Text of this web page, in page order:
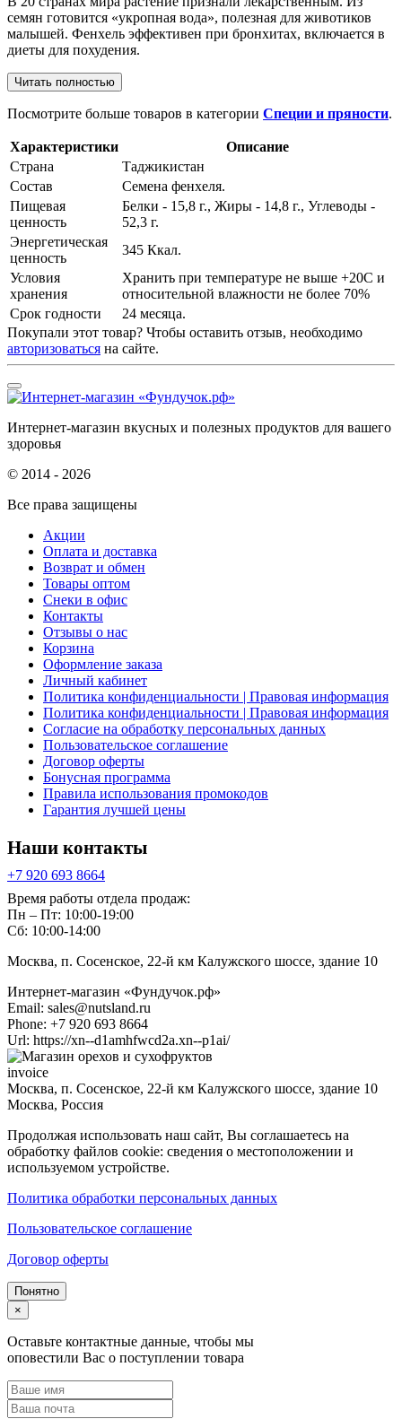
семян готовится «укропная вода», полезная для животиков
малышей. Фенхель эффективен при бронхитах, включается в
диеты для похудения.
Читать полностью
Посмотрите больше товаров в категории Специи и пряности.
Характеристики
Описание
Страна
Таджикистан
Состав
Семена фенхеля.
Пищевая
ценность
Белки - 15,8 г., Жиры - 14,8 г., Углеводы -
52,3 г.
Энергетическая
ценность
345 Ккал.
Условия
хранения
Хранить при температуре не выше +20С и
относительной влажности не более 70%
Срок годности
24 месяца.
Покупали этот товар? Чтобы оставить отзыв, необходимо
авторизоваться на сайте.
Интернет-магазин вкусных и полезных продуктов для вашего
здоровья
© 2014 - 2026
Все права защищены
Акции
Оплата и доставка
Возврат и обмен
Товары оптом
Снеки в офис
Контакты
Отзывы о нас
Корзина
Оформление заказа
Личный кабинет
Политика конфиденциальности | Правовая информация
Политика конфиденциальности | Правовая информация
Согласие на обработку персональных данных
Пользовательское соглашение
Договор оферты
Бонусная программа
Правила использования промокодов
Гарантия лучшей цены
Наши контакты
+7 920 693 8664
Время работы отдела продаж:
Пн – Пт: 10:00-19:00
Сб: 10:00-14:00
Москва, п. Сосенское, 22-й км Калужского шоссе, здание 10
Интернет-магазин «Фундучок.рф»
Email: sales@nutsland.ru
Phone: +7 920 693 8664
Url: https://xn--d1amhfwcd2a.xn--p1ai/
invoice
Москва, п. Сосенское, 22-й км Калужского шоссе, здание 10
Москва, Россия
Продолжая использовать наш сайт, Вы соглашаетесь на
обработку файлов cookie: сведения о местоположении и
используемом устройстве.
Политика обработки персональных данных
Пользовательское соглашение
Договор оферты
Понятно
×
Оставьте контактные данные, чтобы мы
оповестили Вас о поступлении товара